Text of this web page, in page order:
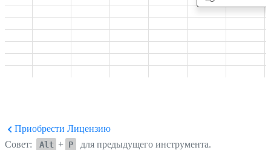
Приобрести Лицензию
Совет:
Alt + P для предыдущего инструмента.